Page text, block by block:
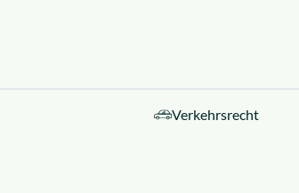
Verkehrsrecht